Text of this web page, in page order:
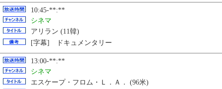
10:45-**:**
シネマ
アリラン (11韓)
[字幕] ドキュメンタリー
13:00-**:**
シネマ
エスケープ・フロム・Ｌ．Ａ． (96米)